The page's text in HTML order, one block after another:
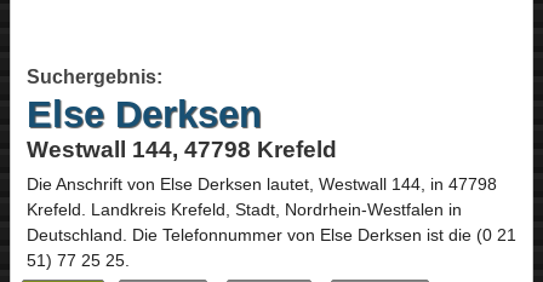
Suchergebnis:
Else Derksen
Westwall 144, 47798 Krefeld
Die Anschrift von Else Derksen lautet, Westwall 144, in 47798
Krefeld. Landkreis Krefeld, Stadt, Nordrhein-Westfalen in
Deutschland. Die Telefonnummer von Else Derksen ist die (0 21
51) 77 25 25.